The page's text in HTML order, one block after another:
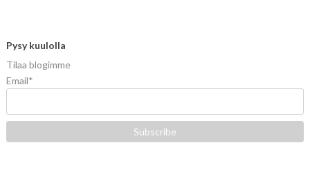
Pysy kuulolla
Tilaa blogimme
Email*